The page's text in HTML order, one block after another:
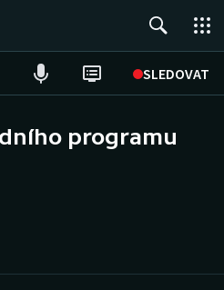
SLEDOVAT
programu